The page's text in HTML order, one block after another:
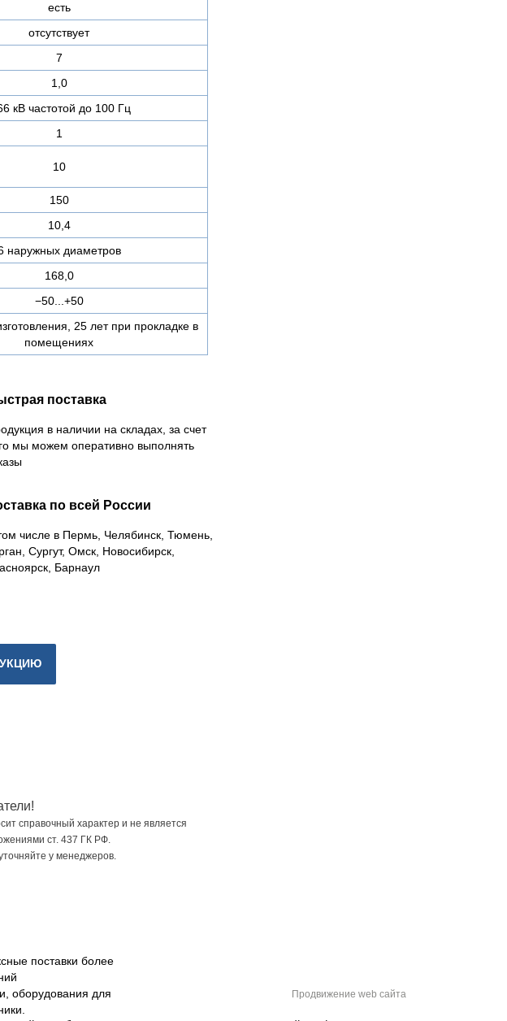
есть
отсутствует
7
1,0
кВ частотой до 100 Гц
1
10
150
10,4
наружных диаметров
168,0
−50...+50
25 лет при прокладке в
помещениях
поставка
в наличии на складах, за счет
мы можем оперативно выполнять
по всей России
числе в Пермь, Челябинск, Тюмень,
Сургут, Омск, Новосибирск,
Барнаул
справочный характер и не является
ст. 437 ГК РФ.
у менеджеров.
поставки более
оборудования для
Продвижение web сайта